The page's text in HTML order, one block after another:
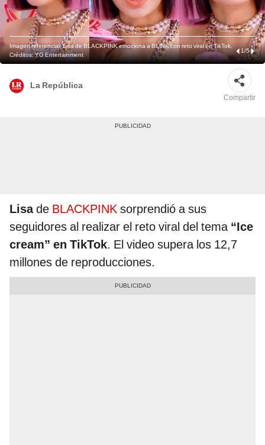
Imagen referencial. Lisa de BLACKPINK emociona a BLINK con reto viral en TikTok.
Créditos: YG Entertainment
1/5
La República
Compartir
Lisade BLACKPINK sorprendió a sus
seguidores al realizar el reto viral del tema “Ice
cream” en TikTok. El video supera los 12,7
millones de reproducciones.